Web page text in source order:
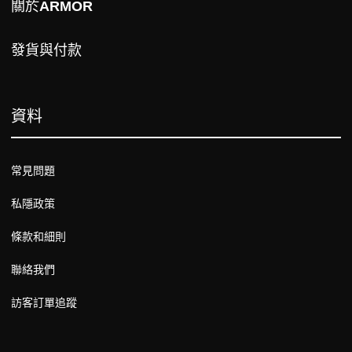
關於ARMOR
發貨與付款
資料
常見問題
私隱政策
條款和細則
聯絡我們
訪客訂單追蹤